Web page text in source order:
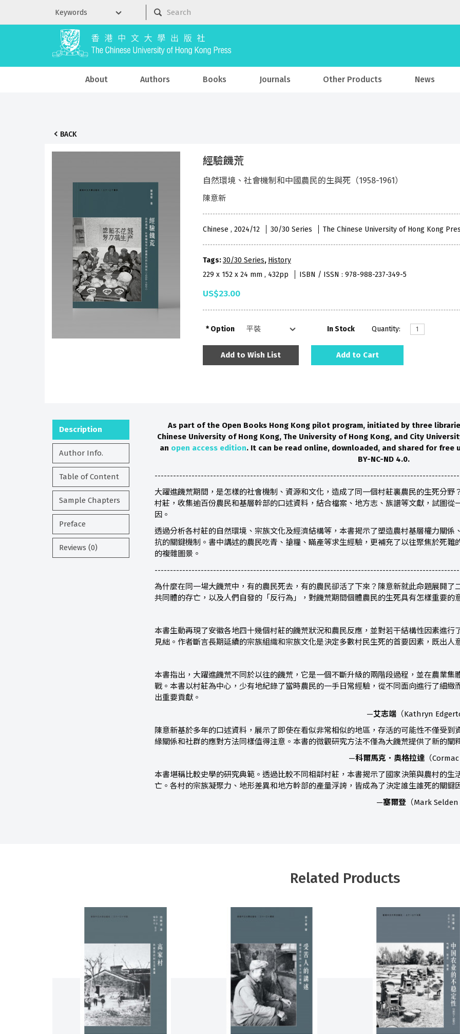
About Authors Books Journals Other Products News
BACK
經驗饑荒
自然環境、社會機制和中國農民的生與死（1958-1961）
陳意新
Chinese , 2024/12 30/30 Series The Chinese University of Hong Kong
Tags:30/30 Series, History
229 x 152 x 24 mm , 432pp
ISBN / ISSN : 978-988-237-349-5
US$23.00
Option In Stock Quantity:
Add to Wish List Add to Cart
Description
Author Info.
Table of Content
Sample Chapters
Preface
Reviews (0)
As part of the Open Books Hong Kong pilot program, initiated by three
Chinese University of Hong Kong, The University of Hong Kong, and City
an open access edition. It can be read online, downloaded, and shared for free
BY-NC-ND 4.0.
大躍進饑荒期間，是怎樣的社會機制、資源和文化，造成了同一個村莊裏農民的生死分
村莊，收集逾百份農民和基層幹部的口述資料，結合檔案、地方志、族譜等文獻，試圖
因。
透過分析各村莊的自然環境、宗族文化及經濟結構等，本書揭示了塑造農村基層權力關
抗的關鍵機制。書中講述的農民吃青、搶糧、瞞產等求生經驗，更補充了以往聚焦於死
的複雜圖景。
為什麼在同一場大饑荒中，有的農民死去，有的農民卻活了下來？陳意新就此命題展開
共同體的存亡，以及人們自發的「反行為」，對饑荒期間個體農民的生死具有怎樣重要的
本書生動再現了安徽各地四十幾個村莊的饑荒狀況和農民反應，並對若干結構性因素進
見絀。作者斷言長期延續的宗族組織和宗族文化是決定多數村民生死的首要因素，既出人
本書指出，大躍進饑荒不同於以往的饑荒，它是一個不斷升級的兩階段過程，並在農業
戰。本書以村莊為中心，少有地紀錄了當時農民的一手日常經驗，從不同面向進行了細
出重要貢獻。
—艾志端 （Kathryn
陳意新基於多年的口述資料，展示了即使在看似非常相似的地區，存活的可能性不僅受
緣關係和社群的應對方法同樣值得注意。本書的微觀研究方法不僅為大饑荒提供了新的闡
—科爾馬克．奧格拉達 （
本書堪稱比較史學的研究典範。透過比較不同相鄰村莊，本書揭示了國家決策與農村的
亡。各村的宗族凝聚力、地形差異和地方幹部的產量浮誇，皆成為了決定誰生誰死的關鍵
—塞爾登 （Mark
Related Products